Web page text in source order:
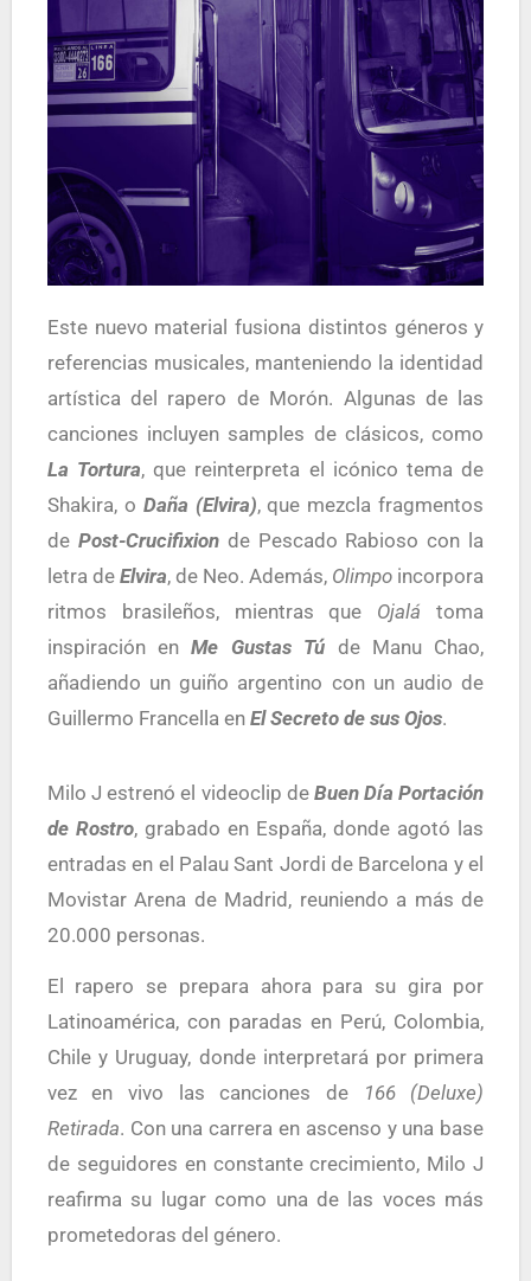
Este nuevo material fusiona distintos géneros y
referencias musicales, manteniendo la identidad
artística del rapero de Morón. Algunas de las
canciones incluyen samples de clásicos, como
La Tortura, que reinterpreta el icónico tema de
Shakira, o Daña (Elvira), que mezcla fragmentos
de Post-Crucifixionde Pescado Rabioso con la
letra de Elvira, de Neo. Además, Olimpo incorpora
ritmos brasileños, mientras que Ojalá toma
inspiración enMe Gustas Tú de Manu Chao,
añadiendo un guiño argentino con un audio de
Guillermo Francella en El Secreto de sus Ojos.
Milo J estrenó el videoclip de Buen Día Portación
de Rostro, grabado en España, donde agotó las
entradas en el Palau Sant Jordi de Barcelona y el
Movistar Arena de Madrid, reuniendo a más de
20.000 personas.
El rapero se prepara ahora para su gira por
Latinoamérica, con paradas en Perú, Colombia,
Chile y Uruguay, donde interpretará por primera
vez en vivo las canciones de
166 (Deluxe)
Retirada. Con una carrera en ascenso y una base
de seguidores en constante crecimiento, Milo J
reafirma su lugar como una de las voces más
prometedoras del género.